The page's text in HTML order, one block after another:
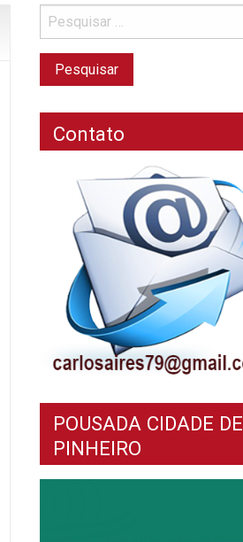
Contato
POUSADA CIDADE DE
PINHEIRO